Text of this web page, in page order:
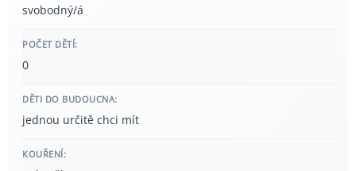
svobodný/á
POČET DĚTÍ:
0
DĚTI DO BUDOUCNA:
jednou určitě chci mít
KOUŘENÍ: